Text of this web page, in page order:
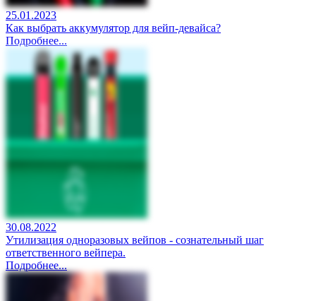
25.01.2023
Как выбрать аккумулятор для вейп-девайса?
Подробнее...
30.08.2022
Утилизация одноразовых вейпов - сознательный шаг
ответственного вейпера.
Подробнее...